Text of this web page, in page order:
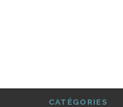
CATÉGORIES